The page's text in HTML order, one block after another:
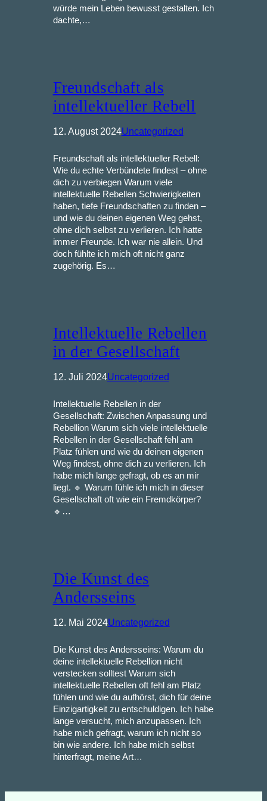
würde mein Leben bewusst gestalten. Ich
dachte,…
Freundschaft als
intellektueller Rebell
12. August 2024Uncategorized
Freundschaft als intellektueller Rebell:
Wie du echte Verbündete findest – ohne
dich zu verbiegen Warum viele
intellektuelle Rebellen Schwierigkeiten
haben, tiefe Freundschaften zu finden –
und wie du deinen eigenen Weg gehst,
ohne dich selbst zu verlieren. Ich hatte
immer Freunde. Ich war nie allein. Und
doch fühlte ich mich oft nicht ganz
zugehörig. Es…
Intellektuelle Rebellen
in der Gesellschaft
12. Juli 2024Uncategorized
Intellektuelle Rebellen in der
Gesellschaft: Zwischen Anpassung und
Rebellion Warum sich viele intellektuelle
Rebellen in der Gesellschaft fehl am
Platz fühlen und wie du deinen eigenen
Weg findest, ohne dich zu verlieren. Ich
habe mich lange gefragt, ob es an mir
liegt. 🔹 Warum fühle ich mich in dieser
Gesellschaft oft wie ein Fremdkörper?
🔹…
Die Kunst des
Andersseins
12. Mai 2024Uncategorized
Die Kunst des Andersseins: Warum du
deine intellektuelle Rebellion nicht
verstecken solltest Warum sich
intellektuelle Rebellen oft fehl am Platz
fühlen und wie du aufhörst, dich für deine
Einzigartigkeit zu entschuldigen. Ich habe
lange versucht, mich anzupassen. Ich
habe mich gefragt, warum ich nicht so
bin wie andere. Ich habe mich selbst
hinterfragt, meine Art…